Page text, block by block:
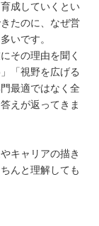
成していくとい
たのに、なぜ営
いです。
その理由を聞く
「視野を広げる
最適ではなく全
えが返ってきま
キャリアの描き
んと理解しても